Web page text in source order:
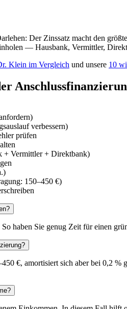
Der Zinssatz macht den
— Hausbank, Vermittler,
Klein im Vergleich und unsere 10
verbessern)
prüfen
+ Vermittler + Direktbank)
150–450 €)
haben Sie genug Zeit für einen
€, amortisiert sich aber bei 0,2